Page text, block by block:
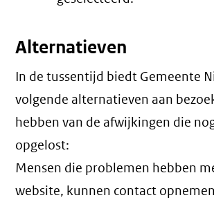
Alternatieven
In de tussentijd biedt Gemeente
volgende alternatieven aan
hebben van de afwijkingen die
opgelost:
Mensen die problemen hebben
website, kunnen contact